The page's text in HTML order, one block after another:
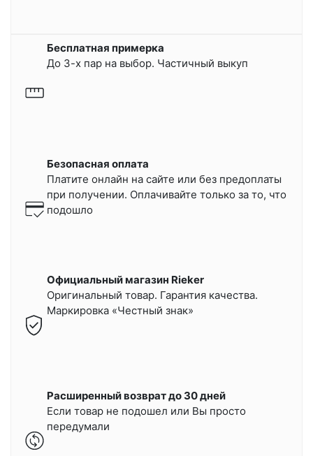
Бесплатная примерка
До 3-х пар на выбор. Частичный выкуп
Безопасная оплата
Платите онлайн на сайте или без предоплаты
при получении. Оплачивайте только за то, что
подошло
Официальный магазин Rieker
Оригинальный товар. Гарантия качества.
Маркировка «Честный знак»
Расширенный возврат до 30 дней
Если товар не подошел или Вы просто
передумали